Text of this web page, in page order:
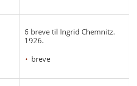
6 breve til Ingrid Chemnitz.
1926.
breve